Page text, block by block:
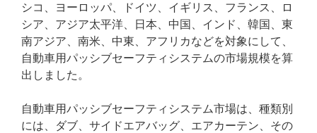
シコ、ヨーロッパ、ドイツ、イギリス、フランス、ロ
シア、アジア太平洋、日本、中国、インド、韓国、東
南アジア、南米、中東、アフリカなどを対象にして、
自動車用パッシブセーフティシステムの市場規模を算
出しました。
自動車用パッシブセーフティシステム市場は、種類別
には、ダブ、サイドエアバッグ、エアカーテン、その